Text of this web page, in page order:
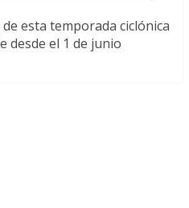
esta temporada ciclónica
desde el 1 de junio